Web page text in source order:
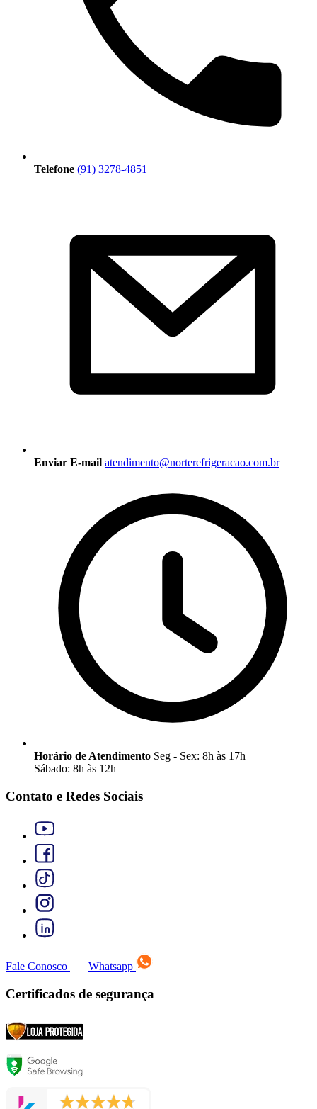
Telefone (91) 3278-4851
Enviar E-mail atendimento@norterefrigeracao.com.br
Horário de Atendimento Seg - Sex: 8h às 17h
Sábado: 8h às 12h
Contato e Redes Sociais
Fale Conosco Whatsapp
Certificados de segurança